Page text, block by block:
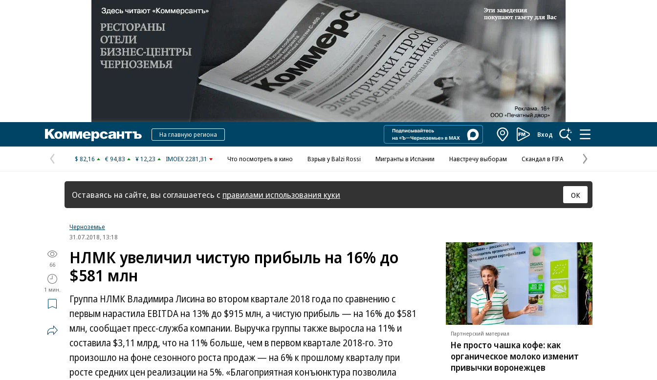
Реклама в «Ъ» www.kommersant.ru/ad
КоммерсантъНа главную региона
КоммерсантъВход
Предыдущая
страница
$ 82,16 € 94,83 ¥ 12,23 IMOEX 2281,31 Что посмотреть в кино Взрыв у Balzi Rossi Мигранты в Испании Навстречу выборам Скандал в FIFA
Следующая
страница
Оставаясь на сайте, вы соглашаетесь с правилами использования куки ОК
Черноземье
31.07.2018, 13:18
66
1 мин.
НЛМК увеличил чистую прибыль на 16% до
$581 млн
Группа НЛМК Владимира Лисина во втором квартале 2018 года по сравнению с
первым нарастила EBITDA на 13% до $915 млн, а чистую прибыль — на 16% до $581
млн, сообщает пресс-служба компании. Выручка группы также выросла на 11% и
составила $3,11 млрд, что на 11% больше, чем в первом квартале 2018-го. Это
произошло на фоне сезонного роста продаж — на 6% к прошлому кварталу при
росте средних цен реализации на 5%. «Благоприятная конъюнктура позволила
Партнерский материал
Не просто чашка кофе: как
органическое молоко изменит
привычки воронежцев